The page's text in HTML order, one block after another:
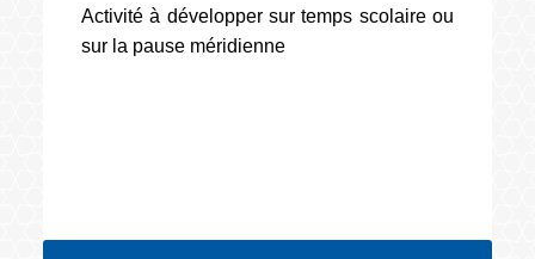
Activité à développer sur temps scolaire ou
sur la pause méridienne